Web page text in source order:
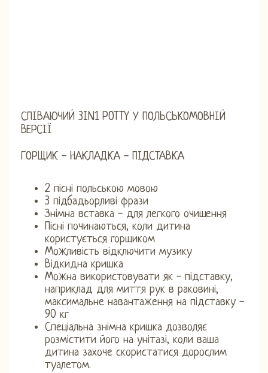
СПІВАЮЧИЙ 3IN1 POTTY У ПОЛЬСЬКОМОВНІЙ
ВЕРСІЇ
ГОРЩИК - НАКЛАДКА - ПІДСТАВКА
2 пісні польською мовою
3 підбадьорливі фрази
Знімна вставка - для легкого очищення
Пісні починаються, коли дитина
користується горщиком
Можливість відключити музику
Відкидна кришка
Можна використовувати як - підставку,
наприклад для миття рук в раковині,
максимальне навантаження на підставку -
90 кг
Спеціальна знімна кришка дозволяє
розмістити його на унітазі, коли ваша
дитина захоче скористатися дорослим
туалетом.